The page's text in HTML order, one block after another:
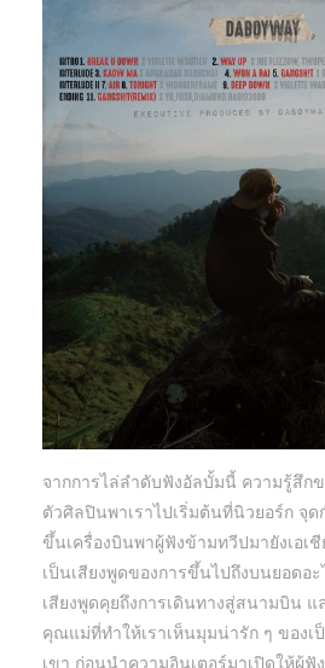
จากการไล่ลำดับฟังอัลบั้มนี้ ความรู้สึก
ตัวศิลปินพาเราไปเริ่มต้นที่นิวยอร์ก จุด
ขึ้นเครื่องบินพาผู้ฟังข้ามทวีปมายังเอเ
เป็นเสียงพูดของการขึ้นไปถึงบนยอดอ
เสียงพูดคุยถึงการเดินทางสู่สนามบิน แ
คุณแม่ที่ทำให้เราเห็นมุมน่ารัก ๆ ของเ
เขา ก่อนนำความอินเตอร์มาเปิดให้ผู้ฟั